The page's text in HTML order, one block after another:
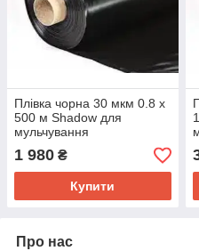
Плівка чорна 30 мкм 0.8 х
500 м Shadow для
мульчування
1 980 ₴
Купити
Про нас